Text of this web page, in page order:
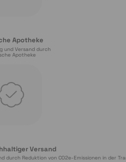
Apotheke
und Versand durch
Apotheke
Versand
durch Reduktion von CO2e-Emissionen in der